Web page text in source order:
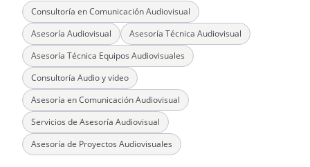
Consultoría en Comunicación Audiovisual
Asesoría Audiovisual
Asesoría Técnica Audiovisual
Asesoría Técnica Equipos Audiovisuales
Consultoría Audio y video
Asesoría en Comunicación Audiovisual
Servicios de Asesoría Audiovisual
Asesoría de Proyectos Audiovisuales